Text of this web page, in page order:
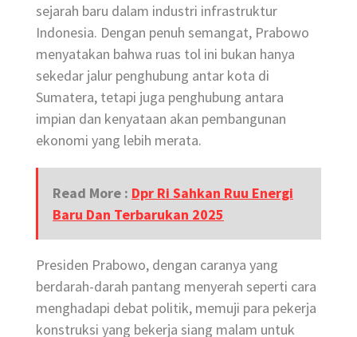
sejarah baru dalam industri infrastruktur
Indonesia. Dengan penuh semangat, Prabowo
menyatakan bahwa ruas tol ini bukan hanya
sekedar jalur penghubung antar kota di
Sumatera, tetapi juga penghubung antara
impian dan kenyataan akan pembangunan
ekonomi yang lebih merata.
Read More : Dpr Ri Sahkan Ruu Energi
Baru Dan Terbarukan 2025
Presiden Prabowo, dengan caranya yang
berdarah-darah pantang menyerah seperti cara
menghadapi debat politik, memuji para pekerja
konstruksi yang bekerja siang malam untuk